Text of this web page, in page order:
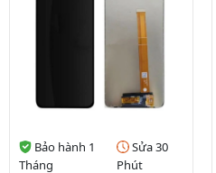
Bảo hành 1
Tháng
Sửa 30
Phút